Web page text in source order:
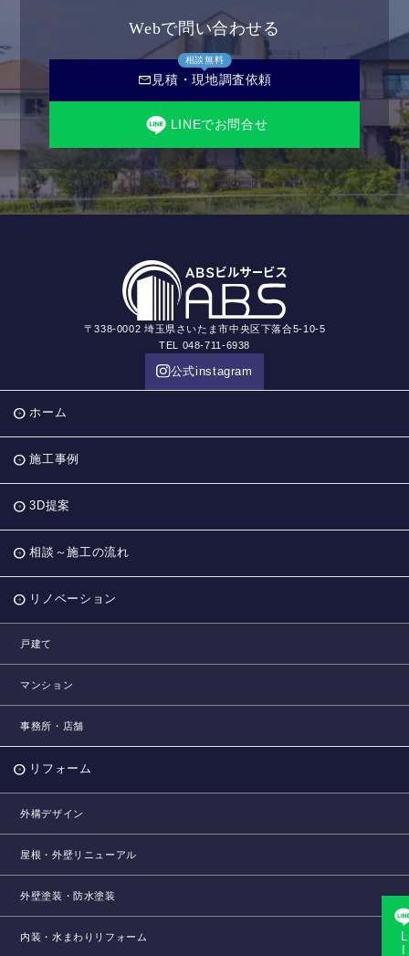
Webで問い合わせる
相談無料
mail見積・現地調査依頼
LINEでお問合せ
〒338-0002 埼玉県さいたま市中央区下落合5-10-5
TEL 048-711-6938
公式instagram
ホーム
施工事例
3D提案
相談～施工の流れ
リノベーション
戸建て
マンション
事務所・店舗
リフォーム
外構デザイン
屋根・外壁リニューアル
外壁塗装・防水塗装
内装・水まわりリフォーム